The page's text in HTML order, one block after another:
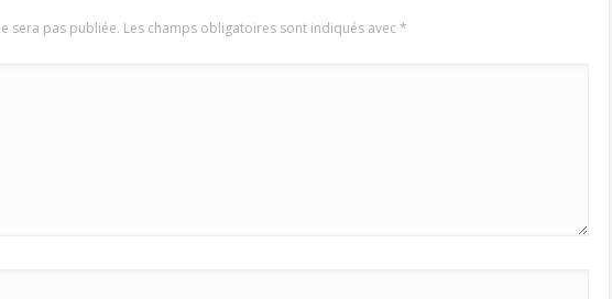
sera pas publiée. Les champs obligatoires sont indiqués avec*